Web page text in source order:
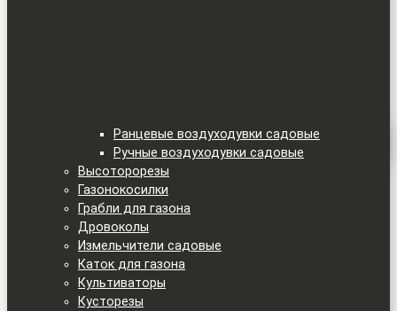
Ранцевые воздуходувки садовые
Ручные воздуходувки садовые
Высоторорезы
Газонокосилки
Грабли для газона
Дровоколы
Измельчители садовые
Каток для газона
Культиваторы
Кусторезы